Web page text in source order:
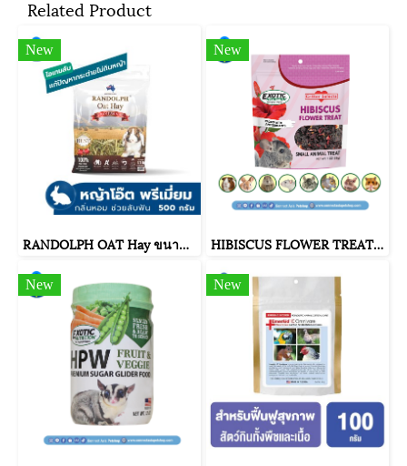
Related Product
New
RANDOLPH OAT Hay ขนาด 500 กรัม
New
HIBISCUS FLOWER TREAT 1 OZ.
New New